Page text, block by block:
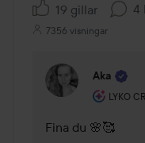
19 gillar 4
7356 visningar
Aka
LYKO
Fina du 🌸🥰